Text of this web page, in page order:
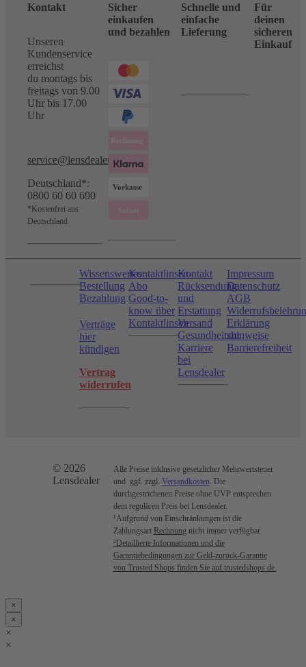
Kontakt
Unseren
Kundenservice
erreichst
du montags bis
freitags von 9.00
Uhr bis 17.00
Uhr
service@lensdealer.com
Deutschland*:
0800 60 60 690
*Kostenfrei aus
Deutschland
Sicher
einkaufen
und bezahlen
Schnelle und
einfache
Lieferung
Für
deinen
sicheren
Einkauf
Wissenswertes
Bestellung
Bezahlung
Verträge
hier
kündigen
Vertrag
widerrufen
Kontaktlinsen-
Abo
Good-to-
know über
Kontaktlinsen
Kontakt
Rücksendung
und
Erstattung
Versand
Gesundheitshinweise
Karriere
bei
Lensdealer
Impressum
Datenschutz
AGB
Erklärung
zur
Barrierefreiheit
© 2026
Lensdealer
Alle Preise inklusive gesetzlicher Mehrwertsteuer
und ggf. zzgl. Versandkosten . Die
durchgestrichenen Preise ohne UVP entsprechen
dem regulären Preis bei Lensdealer.
¹Aufgrund von Einschränkungen ist die
Zahlungsart Rechnung nicht immer verfügbar.
²Detaillierte Informationen und die
Garantiebedingungen zur Geld-zurück-Garantie
von Trusted Shops finden Sie auf trustedshops.de.
×
×
×
×